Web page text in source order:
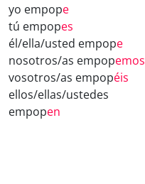
yo empope
tú empopes
él/ella/usted empope
nosotros/as empopemos
vosotros/as empopéis
ellos/ellas/ustedes
empopen